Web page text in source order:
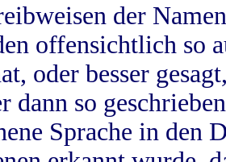
der
offensichtlich so
oder besser
dann so
Sprache in